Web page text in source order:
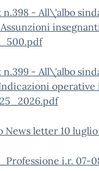
- All\'albo
- All\'albo
News letter 10
i.r. 07-